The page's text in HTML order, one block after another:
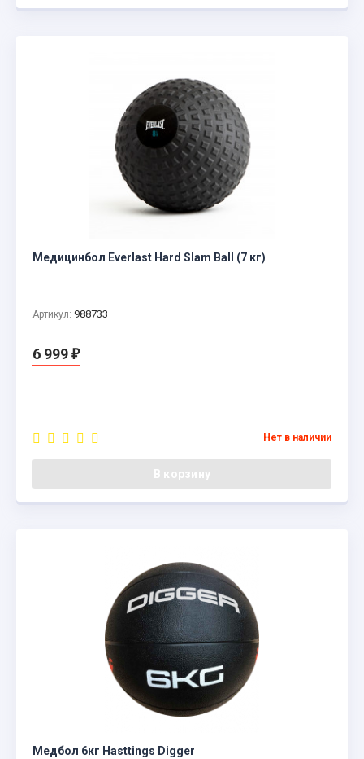
Медицинбол Everlast Hard Slam Ball (7 кг)
Артикул: 988733
6 999 ₽
Нет в наличии
В корзину
Медбол 6кг Hasttings Digger